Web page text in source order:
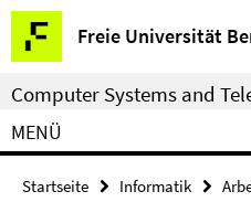
Springe
direkt
zu
Inhalt
Freie Universität
Service-
Navigation
Computer Systems and
MENÜ
Startseite Informatik